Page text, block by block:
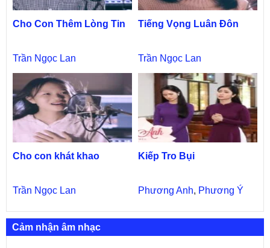
Cho Con Thêm Lòng Tin
Trần Ngọc Lan
Tiếng Vọng Luân Đôn
Trần Ngọc Lan
Cho con khát khao
Trần Ngọc Lan
Kiếp Tro Bụi
Phương Anh, Phương Ý
Cảm nhận âm nhạc